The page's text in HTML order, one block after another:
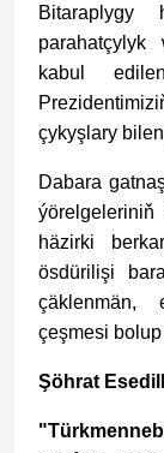
Bitaraplygy
parahatçylyk
kabul
çykyşlary
Dabara
häzirki
ösdürilişi
çäklenmän,
çeşmesi
Şöhrat